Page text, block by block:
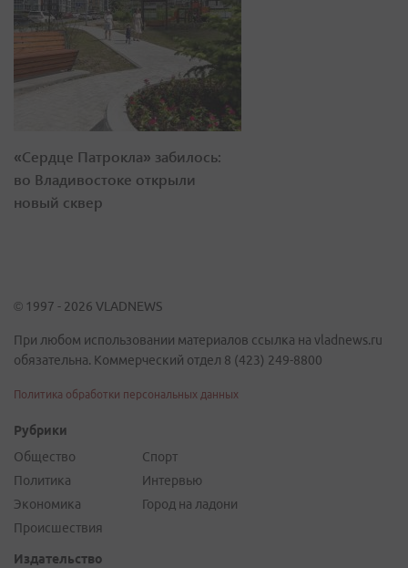
«Сердце Патрокла» забилось:
во Владивостоке открыли
новый сквер
© 1997 - 2026 VLADNEWS
При любом использовании материалов ссылка на vladnews.ru
обязательна. Коммерческий отдел 8 (423) 249-8800
Политика обработки персональных данных
Рубрики
Общество
Политика
Экономика
Происшествия
Спорт
Интервью
Город на ладони
Издательство